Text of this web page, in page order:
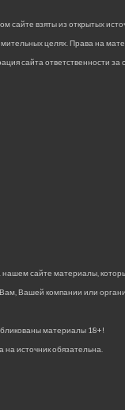
сайте взяты из открытых
целях. Права на
сайта ответственности
сайте материалы,
Вашей компании или
материалы 18+!
источник обязательна.